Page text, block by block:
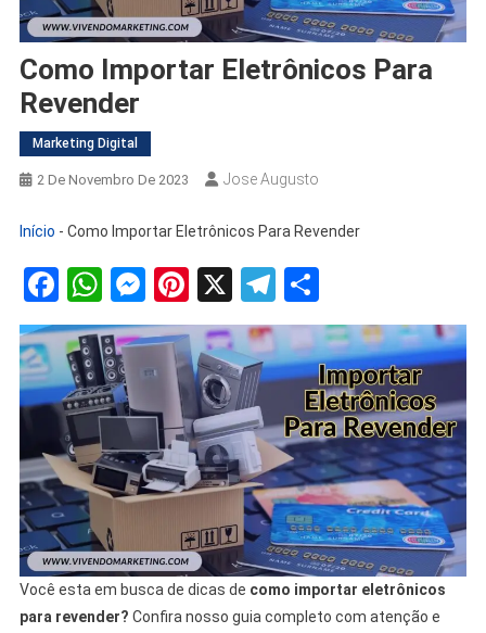
Como Importar Eletrônicos Para
Revender
Marketing Digital
2 De Novembro De 2023 Jose Augusto
Início - Como Importar Eletrônicos Para Revender
Facebook
WhatsApp
Messenger
Pinterest
X Telegram
Share
Você esta em busca de dicas de como importar eletrônicos
para revender? Confira nosso guia completo com atenção e